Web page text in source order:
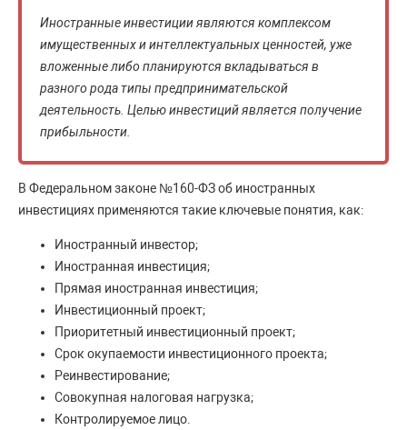
Иностранные инвестиции являются комплексом
имущественных и интеллектуальных ценностей, уже
вложенные либо планируются вкладываться в
разного рода типы предпринимательской
деятельность. Целью инвестиций является получение
прибыльности.
В Федеральном законе №160-ФЗ об иностранных
инвестициях применяются такие ключевые понятия, как:
Иностранный инвестор;
Иностранная инвестиция;
Прямая иностранная инвестиция;
Инвестиционный проект;
Приоритетный инвестиционный проект;
Срок окупаемости инвестиционного проекта;
Реинвестирование;
Совокупная налоговая нагрузка;
Контролируемое лицо.